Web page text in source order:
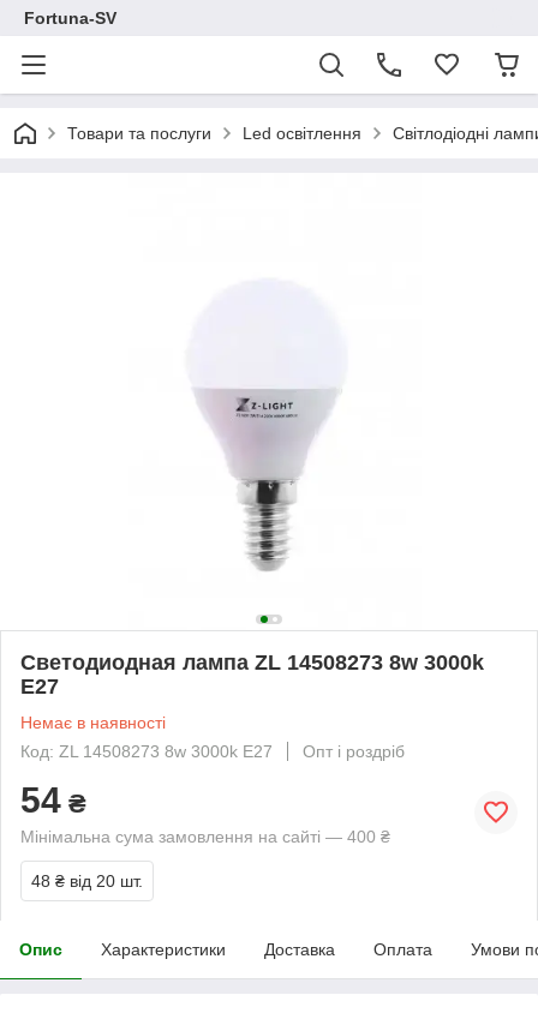
Fortuna-SV
Товари та послуги Led освітлення Світлодіодні
Светодиодная лампа ZL 14508273 8w 3000k
E27
Немає в наявності
Код: ZL 14508273 8w 3000k E27
Опт і роздріб
54 ₴
Мінімальна сума замовлення на сайті — 400 ₴
48 ₴ від 20 шт.
Опис Характеристики Доставка Оплата Умови